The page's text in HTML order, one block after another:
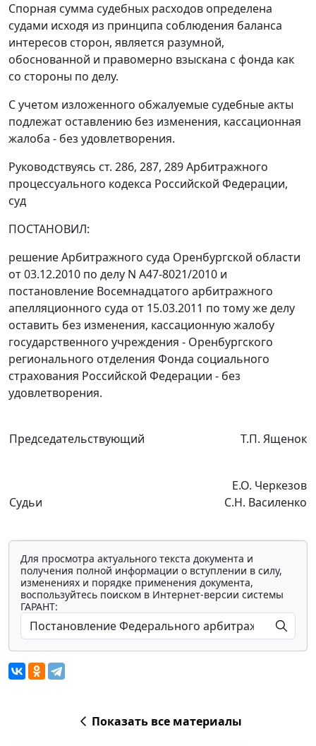
Спорная сумма судебных расходов определена
судами исходя из принципа соблюдения баланса
интересов сторон, является разумной,
обоснованной и правомерно взыскана с фонда как
со стороны по делу.
С учетом изложенного обжалуемые судебные акты
подлежат оставлению без изменения, кассационная
жалоба - без удовлетворения.
Руководствуясь ст. 286, 287, 289Арбитражного
процессуального кодекса Российской Федерации,
суд
ПОСТАНОВИЛ:
решение Арбитражного суда Оренбургской области
от 03.12.2010 по делу N А47-8021/2010 и
постановление Восемнадцатого арбитражного
апелляционного суда от 15.03.2011 по тому же делу
оставить без изменения, кассационную жалобу
государственного учреждения - Оренбургского
регионального отделения Фонда социального
страхования Российской Федерации - без
удовлетворения.
Председательствующий Т.П. Ященок
Судьи
Е.О. Черкезов
С.Н. Василенко
Для просмотра актуального текста документа и
получения полной информации о вступлении в силу,
изменениях и порядке применения документа,
воспользуйтесь поиском в Интернет-версии системы
ГАРАНТ:
Показать все материалы